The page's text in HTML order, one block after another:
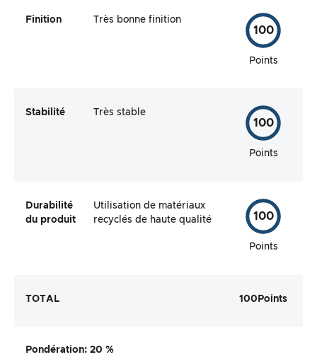
Finition Très bonne finition
100
Points
Stabilité Très stable
100
Points
Durabilité
du produit
Utilisation de matériaux
recyclés de haute qualité
100
Points
TOTAL 100 Points
Pondération: 20 %